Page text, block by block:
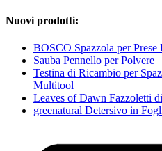
Nuovi prodotti:
BOSCO Spazzola per
Sauba Pennello per Polvere
Testina di Ricambio per
Multitool
Leaves of Dawn Fazzoletti
greenatural Detersivo in